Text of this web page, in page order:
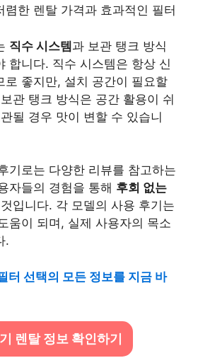
렴한 렌탈 가격과 효과적인 필터
직수 시스템과 보관 탱크 방식
합니다. 직수 시스템은 항상 신
로 좋지만, 설치 공간이 필요할
관 탱크 방식은 공간 활용이 쉬
될 경우 맛이 변할 수 있습니
기로는 다양한 리뷰를 참고하는
자들의 경험을 통해 후회 없는
입니다. 각 모델의 사용 후기는
움이 되며, 실제 사용자의 목소
.
터 선택의 모든 정보를 지금 바
렌탈 정보 확인하기